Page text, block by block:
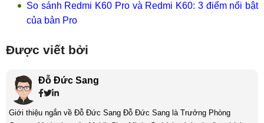
So sánh Redmi K60 Pro và Redmi K60: 3 điểm nổi bật
của bản Pro
Được viết bởi
Đỗ Đức Sang
Giới thiệu ngắn về Đỗ Đức Sang Đỗ Đức Sang là Trưởng Phòng